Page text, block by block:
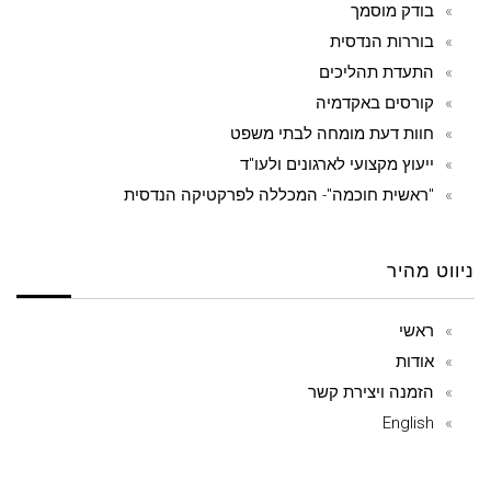
בודק מוסמך
בוררות הנדסית
התעדת תהליכים
קורסים באקדמיה
חוות דעת מומחה לבתי משפט
ייעוץ מקצועי לארגונים ולעו"ד
"ראשית חוכמה"- המכללה לפרקטיקה הנדסית
ניווט מהיר
ראשי
אודות
הזמנה ויצירת קשר
English